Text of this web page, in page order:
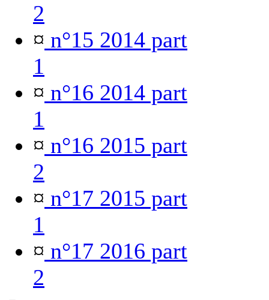
2
¤ n°15 2014 part
1
¤ n°16 2014 part
1
¤ n°16 2015 part
2
¤ n°17 2015 part
1
¤ n°17 2016 part
2